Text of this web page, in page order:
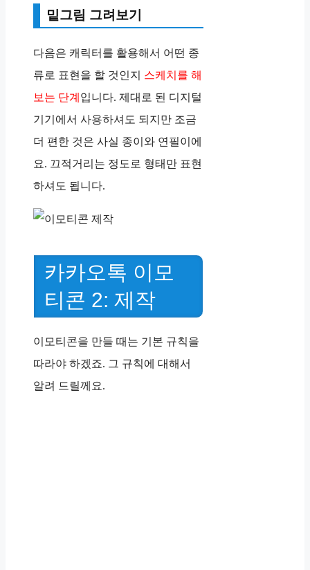
밑그림 그려보기
다음은 캐릭터를 활용해서 어떤 종
류로 표현을 할 것인지 스케치를 해
보는 단계 입니다. 제대로 된 디지털
기기에서 사용하셔도 되지만 조금
더 편한 것은 사실 종이와 연필이에
요. 끄적거리는 정도로 형태만 표현
하셔도 됩니다.
카카오톡 이모
티콘 2: 제작
이모티콘을 만들 때는 기본 규칙을
따라야 하겠죠. 그 규칙에 대해서
알려 드릴께요.